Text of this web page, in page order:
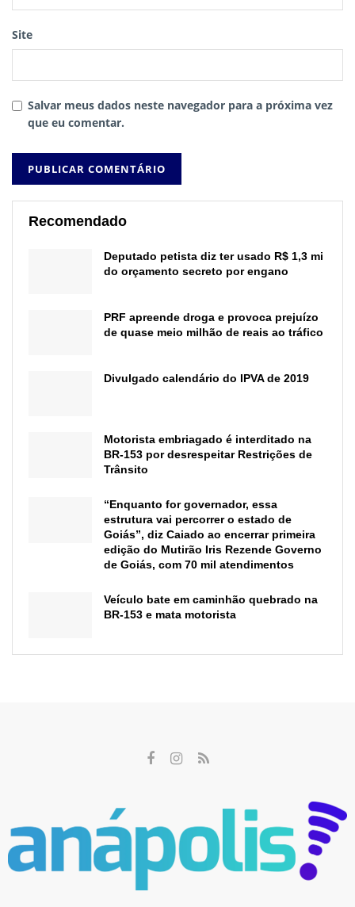
Site
Salvar meus dados neste navegador para a próxima vez
que eu comentar.
Recomendado
Deputado petista diz ter usado R$ 1,3 mi
do orçamento secreto por engano
PRF apreende droga e provoca prejuízo
de quase meio milhão de reais ao tráfico
Divulgado calendário do IPVA de 2019
Motorista embriagado é interditado na
BR-153 por desrespeitar Restrições de
Trânsito
“Enquanto for governador, essa
estrutura vai percorrer o estado de
Goiás”, diz Caiado ao encerrar primeira
edição do Mutirão Iris Rezende Governo
de Goiás, com 70 mil atendimentos
Veículo bate em caminhão quebrado na
BR-153 e mata motorista